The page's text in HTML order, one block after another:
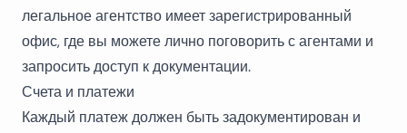
легальное агентство имеет зарегистрированный
офис, где вы можете лично поговорить с агентами и
запросить доступ к документации.
Счета и платежи
Каждый платеж должен быть задокументирован и